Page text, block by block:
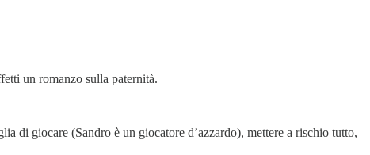
un romanzo sulla paternità.
di giocare (Sandro è un giocatore d’azzardo), mettere a rischio tutto,